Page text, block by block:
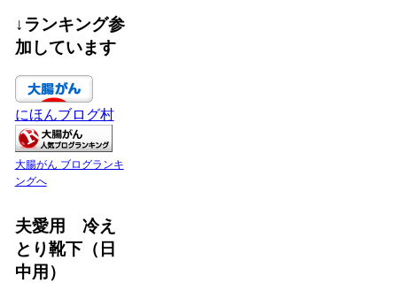
↓ランキング参
加しています
にほんブログ村
大腸がん ブログランキ
ングへ
夫愛用 冷え
とり靴下（日
中用）